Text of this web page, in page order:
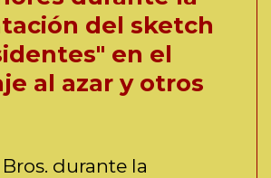
del sketch
en el
al azar y otros
durante la